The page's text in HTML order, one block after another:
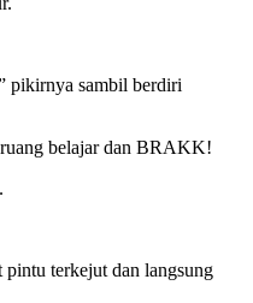
pikirnya sambil berdiri
belajar dan BRAKK!
terkejut dan langsung